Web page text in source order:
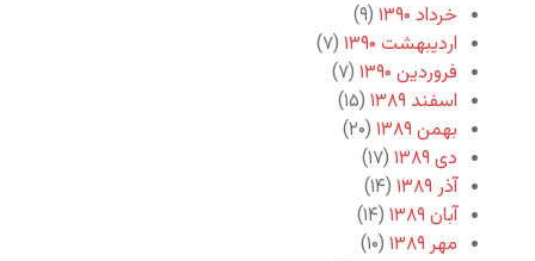
خرداد ۱۳۹۰
(۹)
اردیبهشت ۱۳۹۰
(۷)
فروردین ۱۳۹۰
(۷)
اسفند ۱۳۸۹
(۱۵)
بهمن ۱۳۸۹
(۲۰)
دی ۱۳۸۹
(۱۷)
آذر ۱۳۸۹
(۱۴)
آبان ۱۳۸۹
(۱۴)
مهر ۱۳۸۹
(۱۰)